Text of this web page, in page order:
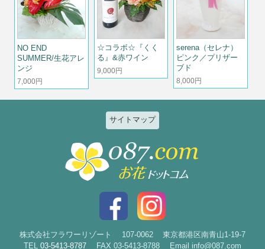
NO END
SUMMER/生花アレ
ンジ
7,000円
☆コラボ☆『くく
る』&赤ワイン
9,000円
serena（セレナ）
ピンク／プリザー
ブド
8,000円
サイトマップ
特集
2026ひまわりと夏の花特集
お祝い花特集～開店・移転・就
花束
結婚記念日
入社・退職
結婚
出産
株式会社フラワーリゾート 107-0062
東京都港区南青山1-19-7
TEL03-5413-8787 FAX 03-5413-8788 Email info@087.com